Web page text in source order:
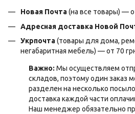
Новая Почта(на все товары) —
Адресная доставка Новой
Укрпочта(товары для дома,
негабаритная мебель) — от 70
Важно: Мы осуществляем
складов, поэтому один заказ
разделен на несколько
доставка каждой части
Наш менеджер обязательно